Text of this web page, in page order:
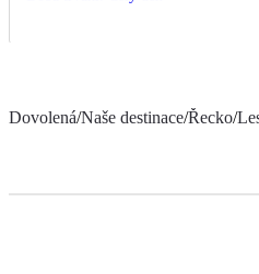
Dovolená/Naše destinace/Řecko/